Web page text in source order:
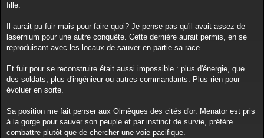
fille.
Il aurait pu fuir mais pour faire quoi? Je pense pas qu'il avait assez de
lasernium pour une autre conquête. Cette dernière aurait permis, en se
reproduisant avec les locaux de sauver en partie sa race.
Et fuir pour se reconstruire était aussi impossible : plus d'énergie, que
des soldats, plus d'ingénieur ou autres commandants. Plus rien pour
évoluer en sorte.
Sa position me fait penser aux Olmèques des cités d'or. Menator est pris
à la gorge pour sauver son peuple et par instinct de survie, préfère
combattre plutôt que de chercher une voie pacifique.